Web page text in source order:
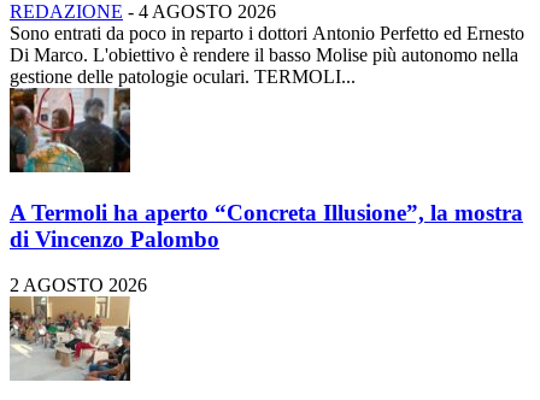
REDAZIONE - 4 AGOSTO 2026
Sono entrati da poco in reparto i dottori Antonio Perfetto ed Ernesto
Di Marco. L'obiettivo è rendere il basso Molise più autonomo nella
gestione delle patologie oculari. TERMOLI...
A Termoli ha aperto “Concreta Illusione”, la mostra
di Vincenzo Palombo
2 AGOSTO 2026